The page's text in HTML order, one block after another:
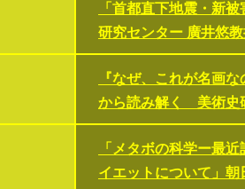
「首都直下地震・新
研究センター 廣井悠
『なぜ、これが名画
から読み解く 美術史
「メタボの科学ー最
イエットについて」